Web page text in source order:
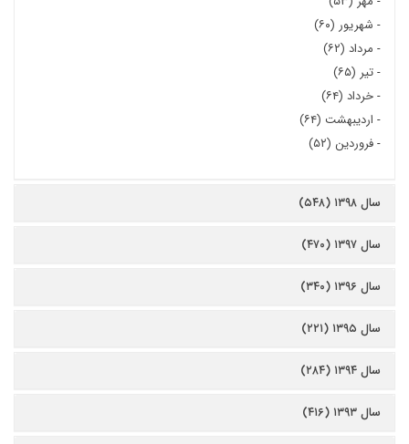
- شهریور (۶۰)
- مرداد (۶۲)
-تیر (۶۵)
-خرداد (۶۴)
- اردیبهشت (۶۴)
-فروردین (۵۲)
سال ۱۳۹۸ (۵۴۸)
سال ۱۳۹۷ (۴۷۰)
سال ۱۳۹۶ (۳۴۰)
سال ۱۳۹۵ (۲۲۱)
سال ۱۳۹۴ (۲۸۴)
سال ۱۳۹۳ (۴۱۶)